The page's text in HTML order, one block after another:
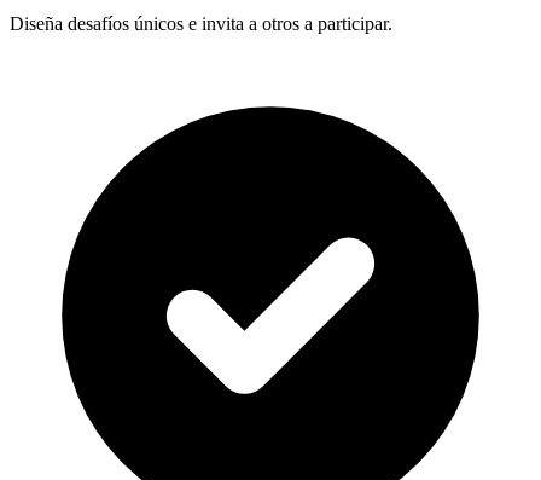
Diseña desafíos únicos e invita a otros a participar.